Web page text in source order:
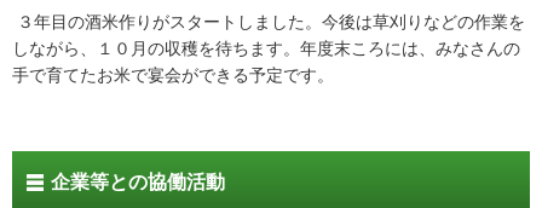
３年目の酒米作りがスタートしました。今後は草刈りなどの作業を
しながら、１０月の収穫を待ちます。年度末ころには、みなさんの
手で育てたお米で宴会ができる予定です。
企業等との協働活動